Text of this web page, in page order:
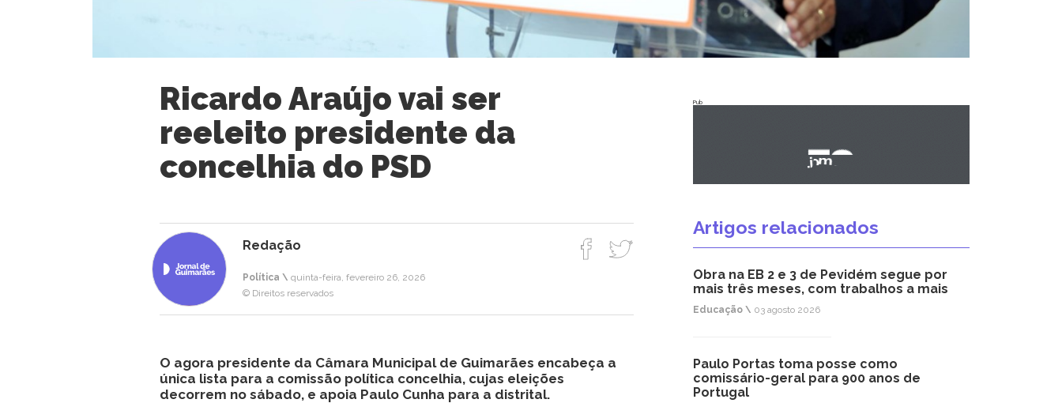
Ricardo Araújo vai ser
reeleito presidente da
concelhia do PSD
Redação
Política \ quinta-feira, fevereiro 26, 2026
© Direitos reservados
O agora presidente da Câmara Municipal de Guimarães encabeça a
única lista para a comissão política concelhia, cujas eleições
decorrem no sábado, e apoia Paulo Cunha para a distrital.
Pub
Artigos relacionados
Obra na EB 2 e 3 de Pevidém segue por
mais três meses, com trabalhos a mais
Educação \ 03 agosto 2026
Paulo Portas toma posse como
comissário-geral para 900 anos de
Portugal